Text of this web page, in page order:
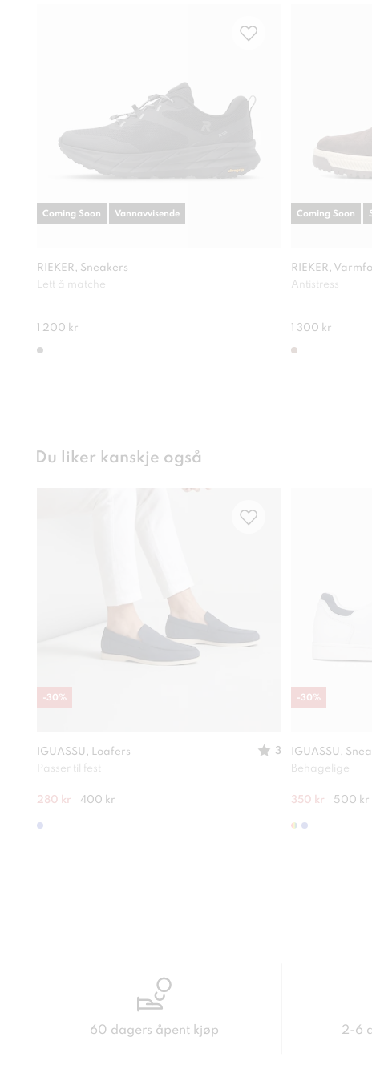
RIEKER, Sneakers
Lett å matche
1 200 kr
Coming Soon Vannavvisende
RIEKER,
Antistress
1 300 kr
Coming Soon
Du liker kanskje også
IGUASSU, Loafers
3
Passer til fest
280 kr 400 kr
-30%
IGUASSU,
Behagelige
350 kr 500 kr
-30%
60 dagers åpent kjøp 2-6